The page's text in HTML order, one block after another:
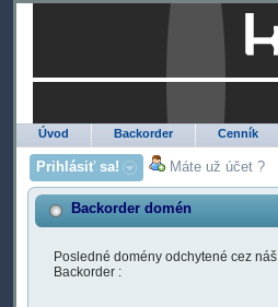
Úvod Backorder Cenník
Prihlásiť sa! Máte už účet ?
Backorder domén
Posledné domény odchytené cez náš
Backorder :